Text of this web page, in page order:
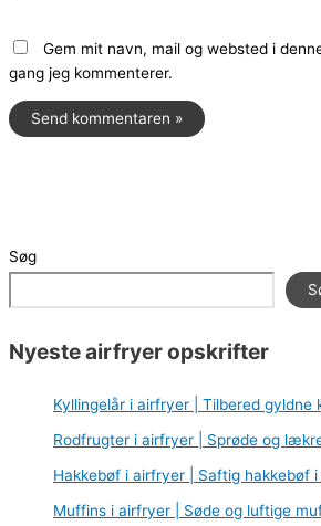
Gem mit navn, mail og websted i
gang jeg kommenterer.
Søg
Nyeste airfryer opskrifter
Kyllingelår i airfryer | Tilbered gyldne
Rodfrugter i airfryer | Sprøde og
Hakkebøf i airfryer | Saftig hakkebøf
Muffins i airfryer | Søde og luftige